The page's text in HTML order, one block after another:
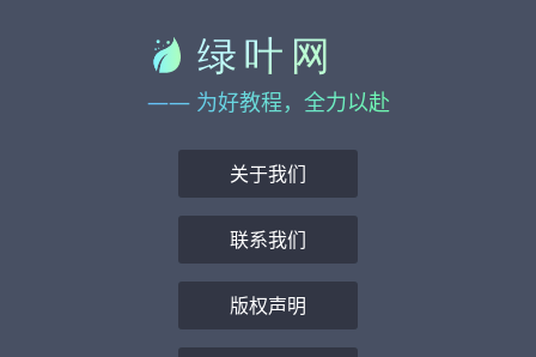
—— 为好教程，全力以赴
关于我们
联系我们
版权声明